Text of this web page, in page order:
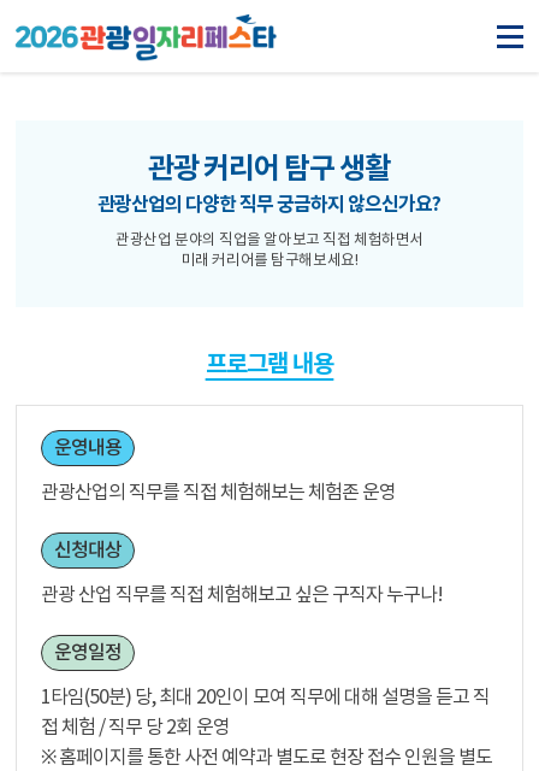
관광 커리어 탐구 생활
관광산업의 다양한 직무 궁금하지 않으신가요?
관광산업 분야의 직업을 알아보고 직접 체험하면서
미래 커리어를 탐구해보세요!
프로그램 내용
운영내용
관광산업의 직무를 직접 체험해보는 체험존 운영
신청대상
관광 산업 직무를 직접 체험해보고 싶은 구직자 누구나!
운영일정
1타임(50분) 당, 최대 20인이 모여 직무에 대해 설명을 듣고 직
접 체험 / 직무 당 2회 운영
※ 홈페이지를 통한 사전 예약과 별도로 현장 접수 인원을 별도